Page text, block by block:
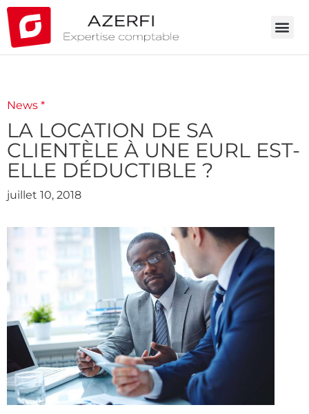
News *
LA LOCATION DE SA
CLIENTÈLE À UNE EURL EST-
ELLE DÉDUCTIBLE ?
juillet 10, 2018